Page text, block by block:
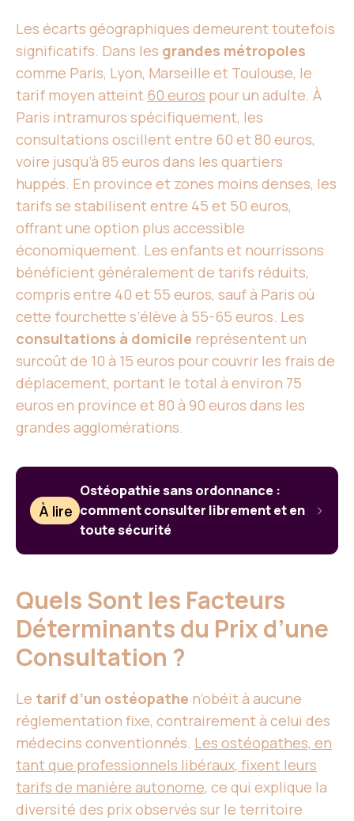
Les écarts géographiques demeurent toutefois
significatifs. Dans les grandes métropoles
comme Paris, Lyon, Marseille et Toulouse, le
tarif moyen atteint 60 euros pour un adulte. À
Paris intramuros spécifiquement, les
consultations oscillent entre 60 et 80 euros,
voire jusqu’à 85 euros dans les quartiers
huppés. En province et zones moins denses, les
tarifs se stabilisent entre 45 et 50 euros,
offrant une option plus accessible
économiquement. Les enfants et nourrissons
bénéficient généralement de tarifs réduits,
compris entre 40 et 55 euros, sauf à Paris où
cette fourchette s’élève à 55-65 euros. Les
consultations à domicile représentent un
surcoût de 10 à 15 euros pour couvrir les frais de
déplacement, portant le total à environ 75
euros en province et 80 à 90 euros dans les
grandes agglomérations.
À lire
Ostéopathie sans ordonnance :
comment consulter librement et en
toute sécurité
Quels Sont les Facteurs
Déterminants du Prix d’une
Consultation ?
Le tarif d’un ostéopathe n’obéit à aucune
réglementation fixe, contrairement à celui des
médecins conventionnés. Les ostéopathes, en
tant que professionnels libéraux, fixent leurs
tarifs de manière autonome, ce qui explique la
diversité des prix observés sur le territoire